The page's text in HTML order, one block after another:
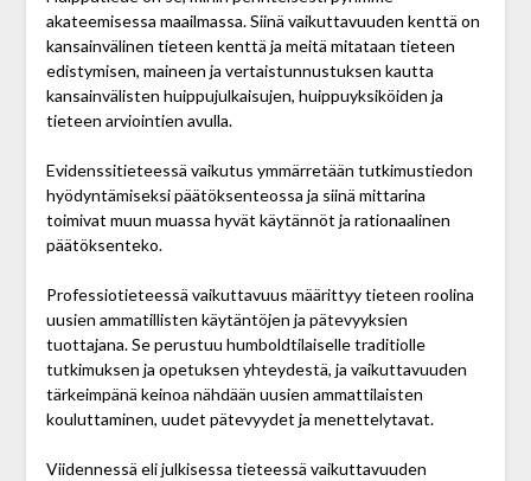
akateemisessa maailmassa. Siinä vaikuttavuuden kenttä on
kansainvälinen tieteen kenttä ja meitä mitataan tieteen
edistymisen, maineen ja vertaistunnustuksen kautta
kansainvälisten huippujulkaisujen, huippu­yksiköiden ja
tieteen arviointien avulla.
Evidenssitieteessä vaikutus ymmärretään tutkimus­tiedon
hyödyntämiseksi päätöksenteossa ja siinä mitta­rina
toimivat muun muassa hyvät käytännöt ja rationaalinen
päätöksenteko.
Professiotieteessä vaikuttavuus määrittyy tieteen roolina
uusien ammatillisten käytäntöjen ja pätevyyksien
tuottajana. Se perustuu humboldtilaiselle traditiolle
tutkimuksen ja opetuksen yhteydestä, ja vaikuttavuuden
tärkeimpänä keinoa nähdään uusien ammattilaisten
kouluttaminen, uudet pätevyydet ja menettelytavat.
Viidennessä eli julkisessa tieteessä vaikuttavuuden